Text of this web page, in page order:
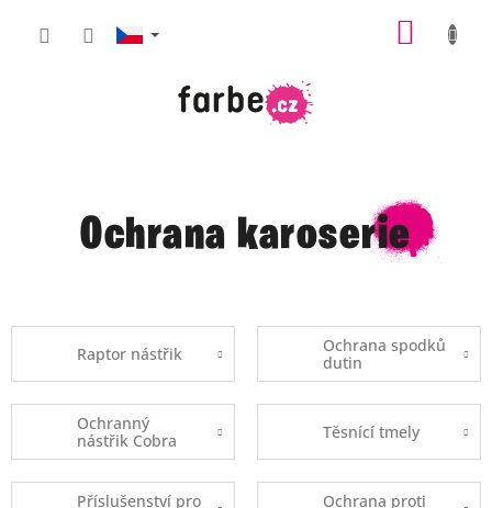
Ochrana karoserie
Raptor nástřik
Ochrana spodků
dutin
Ochranný
nástřik Cobra
Těsnící tmely
Příslušenství pro
Ochrana proti